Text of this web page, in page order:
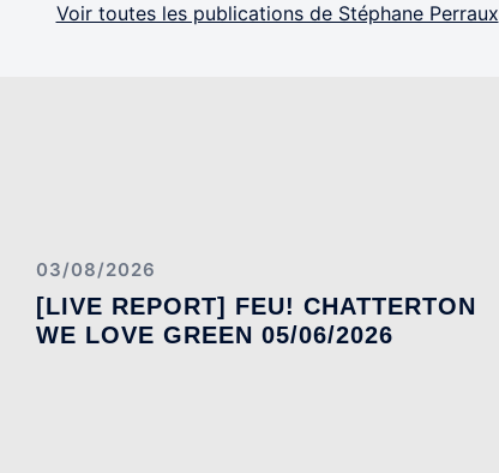
Voir toutes les publications de Stéphane Perraux
03/08/2026
[LIVE REPORT] FEU! CHATTERTON
WE LOVE GREEN 05/06/2026